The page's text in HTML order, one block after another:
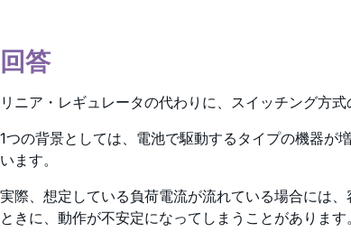
回答
リニア・レギュレータの代わりに、スイッチング方
1つの背景としては、電池で駆動するタイプの機器
います。
実際、想定している負荷電流が流れている場合には
ときに、動作が不安定になってしまうことがありま